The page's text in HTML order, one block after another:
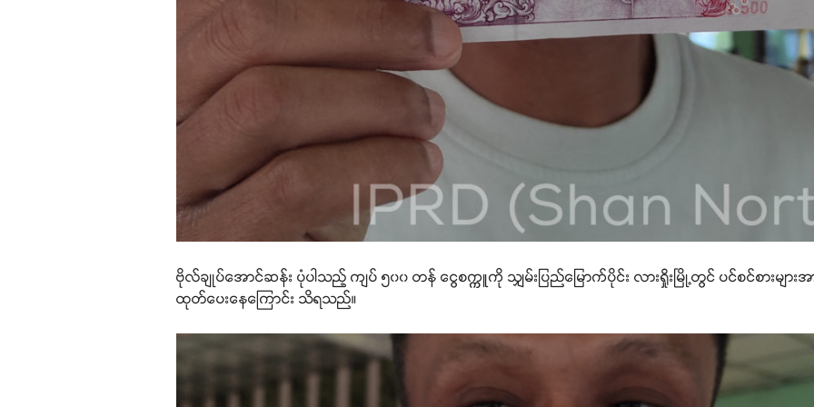
ဗိုလ်ချုပ်အောင်ဆန်း ပုံပါသည့် ကျပ် ၅၀၀ တန် ငွေစက္ကူကို သျှမ်းပြည်မြောက်ပိုင်း လားရှိုးမြို့တွင် ပင်စင်စားမျ
ထုတ်ပေးနေကြောင်း သိရသည်။